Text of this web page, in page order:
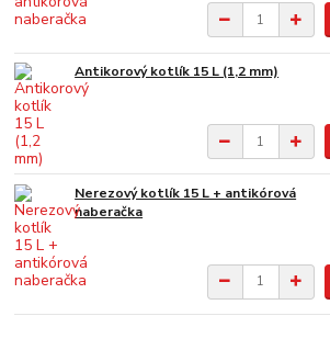
Antikorový kotlík 15 L (1,2 mm)
Nerezový kotlík 15 L + antikórová
naberačka